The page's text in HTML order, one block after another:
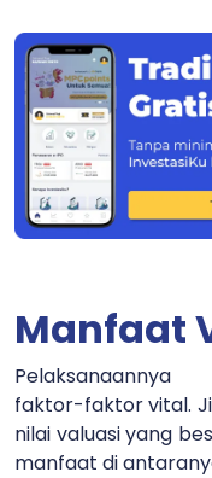
Manfaat
faktor-faktor vital.
nilai valuasi yang
manfaat di